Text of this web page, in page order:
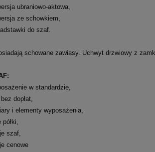
ubraniowo-aktowa,
ze schowkiem,
do szaf.
schowane zawiasy. Uchwyt drzwiowy z
w standardzie,
dopłat,
i elementy wyposażenia,
szaf,
cenowe